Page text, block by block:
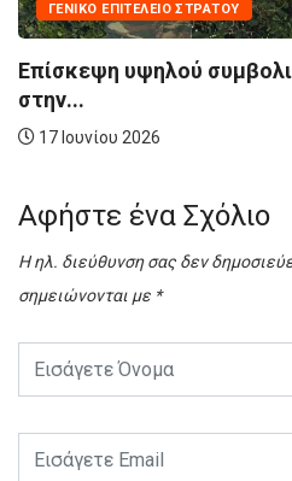
ΓΕΝΙΚΌ ΕΠΙΤΕΛΕΊΟ ΣΤΡΑΤΟΎ
Επίσκεψη υψηλού
στην...
17 Ιουνίου 2026
Αφήστε ένα Σχόλιο
Η ηλ. διεύθυνση σας δεν
σημειώνονται με *